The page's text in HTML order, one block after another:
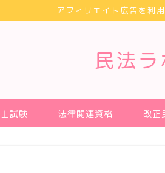
アフィリエイト広告を利
民法ラ
試験 法律関連資格 改正